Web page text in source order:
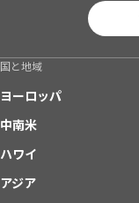
国と地域
ヨーロッパ
中南米
ハワイ
アジア